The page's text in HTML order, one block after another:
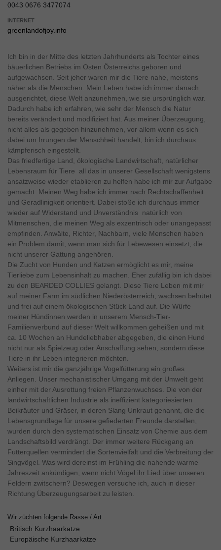
0043 0676 3477074
INTERNET
greenlandofjoy.info
Ich bin in der Mitte des letzten Jahrhunderts als Tochter eines
bäuerlichen Betriebs im Osten Österreichs geboren und
aufgewachsen. Seit jeher waren mir die Tiere nahe, meistens
näher als die Menschen. Mein Leben habe ich immer danach
ausgerichtet, diese Welt anzunehmen, wie sie ursprünglich war.
Dadurch habe ich erfahren, wie sehr der Mensch die Natur
bereits verändert und modifiziert hat. Aus meiner Überzeugung,
nicht alles als gegeben hinzunehmen, vor allem wenn es sich
dabei um Irrungen der Menschheit handelt, bin ich durchaus
kämpferisch eingestellt.
Das friedfertige Land, ökologische Landwirtschaft, natürlicher
Lebensraum für Tiere  all das in unserer Gesellschaft wenigstens
ansatzweise wieder etablieren zu helfen habe ich mir zur Aufgabe
gemacht. Meinen Weg habe ich immer nach Rechtschaffenheit
und Geradlinigkeit orientiert. Dabei stoße ich durchaus immer
wieder auf Widerstand und Unverständnis  natürlich von
Mitmenschen, die meinen Weg als exzentrisch oder unangepasst
empfinden. Anwälte, Richter, Nachbarn, viele Menschen haben
ein Problem damit, wenn man sich für Lebewesen einsetzt, die
nicht unserer Gattung angehören.
Die Zucht von Hunden und Katzen ermöglicht es mir, meine
Tierliebe zum Lebensinhalt zu machen. Eher zufällig bin ich dabei
zu den BEARDED COLLIES gelangt. Diese Tiere Leben mit mir
auf meiner Farm im südlichen Niederösterreich, wachsen behütet
und frei auf einem ökologischen Stück Land auf. Die Würfe
meiner Hündinnen werden in unserem Mensch-Tier-
Familienverbund auf dieser Welt willkommen geheißen und mit
ca. 10 Wochen an Hundeliebhaber abgegeben, die einen Hund
nicht nur als Spielzeug oder Anschaffung sehen, sondern diese
Tiere in ihr Leben integrieren möchten.
Weiters ist mir die ganzjährige Vogelfütterung ein großes
Anliegen. Unser mechanistischer Umgang mit der Umwelt geht
einher mit der Ausrottung freien Pflanzenwuchses. Die von der
landwirtschaftlichen Industrie als ineffizient kategoriesierten
Beikräuter und Gräser, in deren Slang Unkraut genannt, die die
Lebensgrundlage für unsere gefiederten Freunde darstellen,
wurden durch den systematischen Einsatz von Chemie aus dem
Landschaftsbild verdrängt. Der immer weitere Rückgang an
Futterquellen vermindert die Sortenvielfalt und die Verbreitung der
Singvögel. Was wird dereinst im Frühling die nahende warme
Jahreszeit ankündigen, wenn nicht Vögel ihr Lied über unseren
Feldern zwitschern? Deswegen versuche ich, auch in dieser
Richtung Überzeugungsarbeit zu leisten.
Wir züchten folgende Rasse / Art
Britisch Kurzhaarkatze
Europäische Kurzhaarkatze